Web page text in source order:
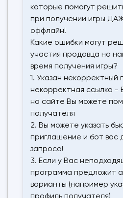
которые помогут
при получении игры
оффлайн!
Какие ошибки могут
участия продавца на
время получения игры?
1. Указан некорректный
некорректная ссылка -
на сайте Вы можете
получателя
2. Вы можете указать
приглашение и бот вас
запроса!
3. Если у Вас
программа предложит
варианты (например